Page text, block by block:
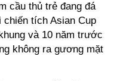
cầu thủ trẻ đang đá
chiến tích Asian Cup
và 10 năm trước
không ra gương mặt